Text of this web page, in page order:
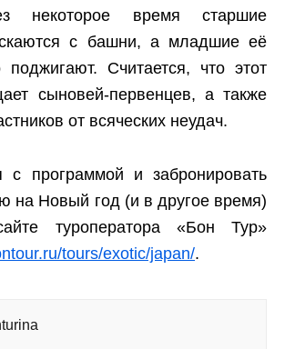
некоторое время старшие
с башни, а младшие её
поджигают. Считается, что этот
сыновей-первенцев, а также
от всяческих неудач.
с программой и забронировать
на Новый год (и в другое время)
туроператора «Бон Тур»
tours/exotic/japan/.